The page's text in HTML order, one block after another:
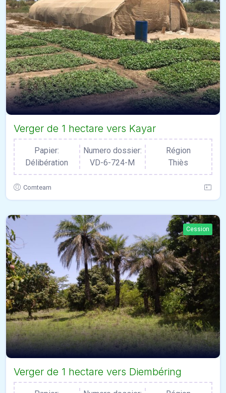
Verger de 1 hectare vers Kayar
Papier:
Délibération
Numero dossier:
VD-6-724-M
Région
Thiès
Comteam
Cession
Verger de 1 hectare vers Diembéring